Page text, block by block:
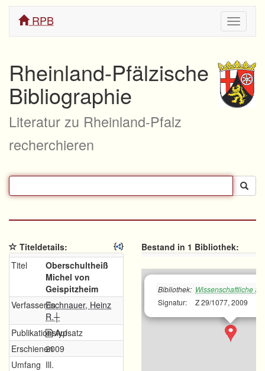
ein/
RPB
Rheinland-Pfälzische
Bibliographie
Literatur zu Rheinland-Pfalz
recherchieren
Titeldetails:
Titel
Oberschultheiß
Michel von
Geispitzheim
Verfasser/inEschnauer, Heinz
R.┼
PublikationstypAufsatz
Erschienen2009
Umfang Ill.
Bestand in 1 Bibliothek:
Bibliothek: Wissenschaftliche
Signatur:
Z 29/1077, 2009